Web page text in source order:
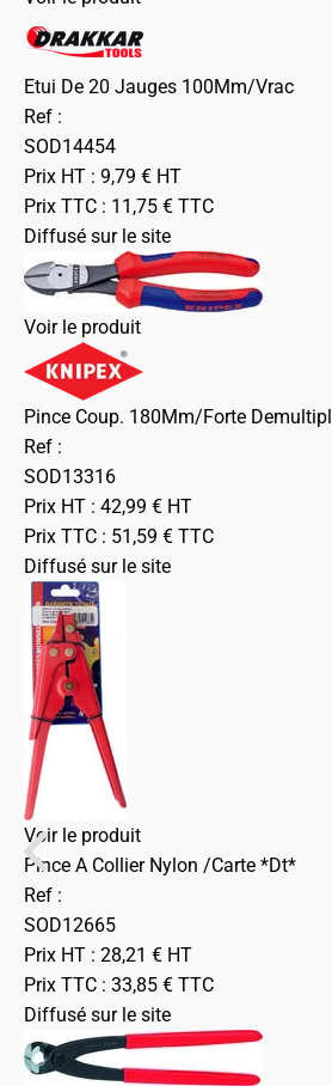
Etui De 20 Jauges 100Mm/Vrac
Ref :
SOD14454
Prix HT : 9,79 € HT
Prix TTC : 11,75 € TTC
Diffusé sur le site
Voir le produit
Pince Coup. 180Mm/Forte
Ref :
SOD13316
Prix HT : 42,99 € HT
Prix TTC : 51,59 € TTC
Diffusé sur le site
Voir le produit
Pince A Collier Nylon /Carte *Dt*
Ref :
SOD12665
Prix HT : 28,21 € HT
Prix TTC : 33,85 € TTC
Diffusé sur le site